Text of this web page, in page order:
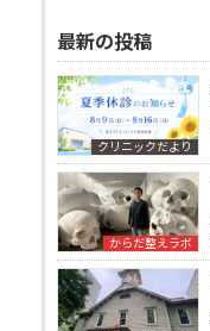
最新の投稿
クリニックだより
からだ整えラボ